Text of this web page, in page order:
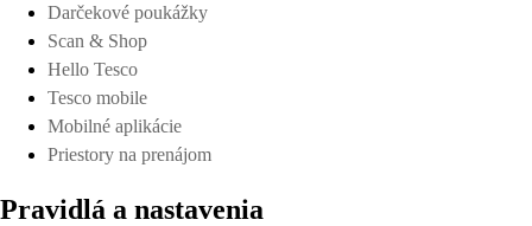
Darčekové poukážky
Scan & Shop
Hello Tesco
Tesco mobile
Mobilné aplikácie
Priestory na prenájom
Pravidlá a nastavenia